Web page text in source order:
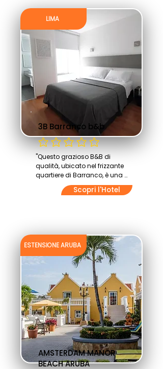
LIMA
3B Barranco b&b
Non ci sono ancora valutazioni
"Questo grazioso B&B di
qualità, ubicato nel frizzante
quartiere di Barranco, è una
delle soluzioni più easy di cui
proponiamo l'uso! Il 3B
soluzioni di pernottamento
accoglienti e confortevoli.
TI PIACE QUESTO ALBERGO?
Chiedici di prenotarlo per te e
lo faremo volentieri! scrivici
alla nostra mail
tour@peruresponsabile.it
VUOI PRENOTARE QUESTO
ALBERGO DA SOLO? perchè no!
Ricorda che se ami
Scopri l'Hotel
ESTENSIONE ARUBA
AMSTERDAM MANOR
BEACH ARUBA